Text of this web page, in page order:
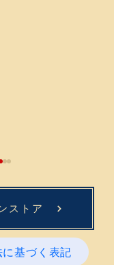
ストア
基づく表記